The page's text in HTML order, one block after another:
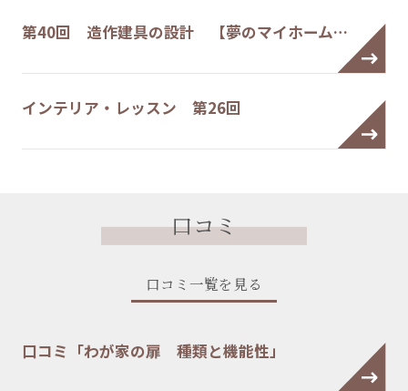
第40回 造作建具の設計 【夢のマイホーム…
インテリア・レッスン 第26回
口コミ
口コミ一覧を見る
口コミ「わが家の扉 種類と機能性」